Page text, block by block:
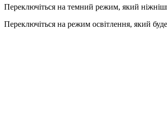
Переключіться на темний режим, який
Переключіться на режим освітлення, який